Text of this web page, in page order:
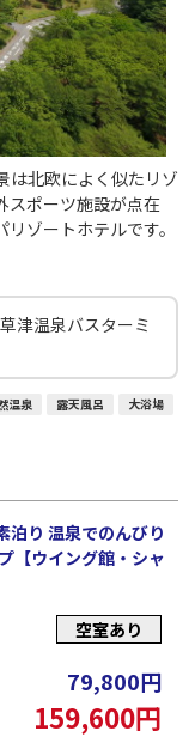
は北欧によく似たリゾ
スポーツ施設が点在
ゾートホテルです。
津温泉バスターミ
温泉 露天風呂 大浴場
泊り 温泉でのんびり
【ウイング館・シャ
空室あり
79,800円
159,600円